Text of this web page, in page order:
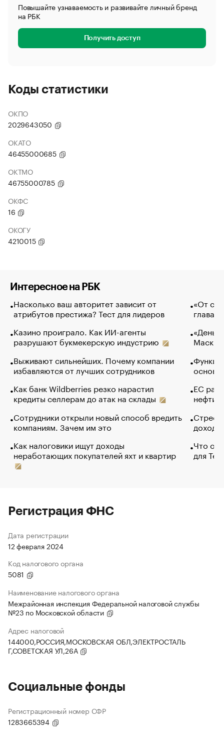
Повышайте узнаваемость и развивайте личный бренд
на РБК
Получить доступ
Коды статистики
ОКПО
2029643050
ОКАТО
46455000685
ОКТМО
46755000785
ОКФС
16
ОКОГУ
4210015
Интересное на РБК
Насколько ваш авторитет зависит от
атрибутов престижа? Тест для лидеров
Казино проиграло. Как ИИ-агенты
разрушают букмекерскую индустрию
Выживают сильнейших. Почему компании
избавляются от лучших сотрудников
Как банк Wildberries резко нарастил
кредиты селлерам до атак на склады
Сотрудники открыли новый способ вредить
компаниям. Зачем им это
Как налоговики ищут доходы
неработающих покупателей яхт и квартир
«От
глава
Маск в
основ
ЕС
нефти
Что
для
Регистрация ФНС
Дата регистрации
12 февраля 2024
Код налогового органа
5081
Наименование налогового органа
Межрайонная инспекция Федеральной налоговой службы
№23 по Московской области
Адрес налоговой
144000,РОССИЯ,МОСКОВСКАЯ ОБЛ,ЭЛЕКТРОСТАЛЬ
Г,СОВЕТСКАЯ УЛ,26А
Социальные фонды
Регистрационный номер СФР
1283665394